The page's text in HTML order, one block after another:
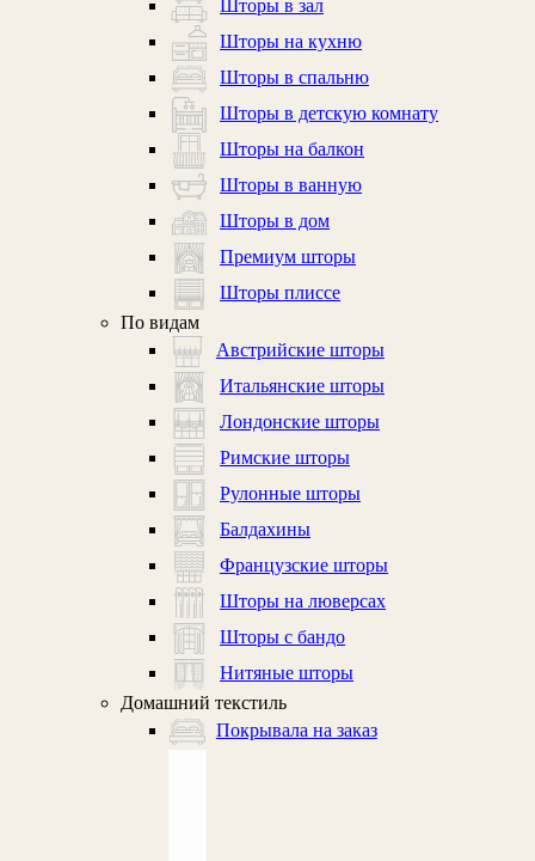
Шторы в зал
Шторы на кухню
Шторы в спальню
Шторы в детскую комнату
Шторы на балкон
Шторы в ванную
Шторы в дом
Премиум шторы
Шторы плиссе
По видам
Австрийские шторы
Итальянские шторы
Лондонские шторы
Римские шторы
Рулонные шторы
Балдахины
Французские шторы
Шторы на люверсах
Шторы с бандо
Нитяные шторы
Домашний текстиль
Покрывала на заказ